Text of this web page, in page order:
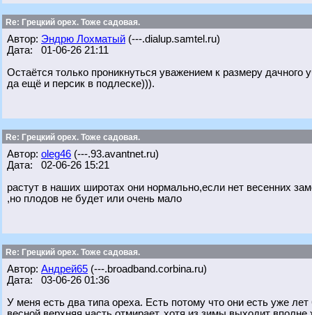
Re: Грецкий орех. Тоже садовая.
Автор: Эндрю Лохматый (---.dialup.samtel.ru)
Дата: 01-06-26 21:11
Остаётся только проникнуться уважением к размеру дачного
да ещё и персик в подлеске))).
Re: Грецкий орех. Тоже садовая.
Автор: oleg46 (---.93.avantnet.ru)
Дата: 02-06-26 15:21
растут в наших широтах они нормально,если нет весенних
,но плодов не будет или очень мало
Re: Грецкий орех. Тоже садовая.
Автор: Андрей65 (---.broadband.corbina.ru)
Дата: 03-06-26 01:36
У меня есть два типа ореха. Есть потому что они есть уже